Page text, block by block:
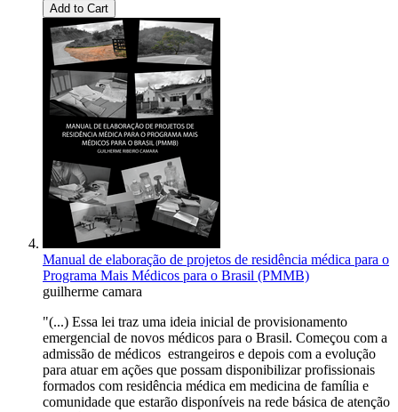
Add to Cart
Manual de elaboração de projetos de residência médica para o
Programa Mais Médicos para o Brasil (PMMB)
guilherme camara
"(...) Essa lei traz uma ideia inicial de provisionamento
emergencial de novos médicos para o Brasil. Começou com a
admissão de médicos estrangeiros e depois com a evolução
para atuar em ações que possam disponibilizar profissionais
formados com residência médica em medicina de família e
comunidade que estarão disponíveis na rede básica de atenção